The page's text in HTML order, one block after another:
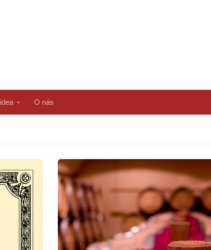
O nás